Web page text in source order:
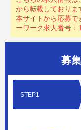
から転載しておりま
本サイトから応募で
ーワーク求人番号
募
STEP1